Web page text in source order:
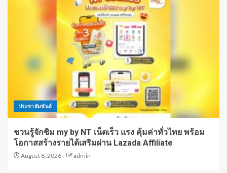
ประชาสัมพันธ์
ชวนรู้จักซิม my by NT เน็ตเร็ว แรง คุ้มค่าทั่วไทย พร้อม
โอกาสสร้างรายได้เสริมผ่าน Lazada Affiliate
August 6, 2026 admin